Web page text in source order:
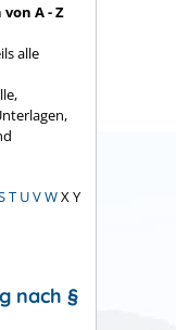
A - Z
alle
T UVWX Y
nach §